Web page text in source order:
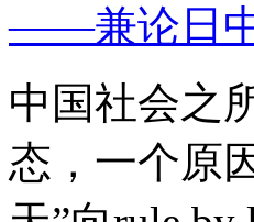
——兼论日
中国社会之
态，一个原